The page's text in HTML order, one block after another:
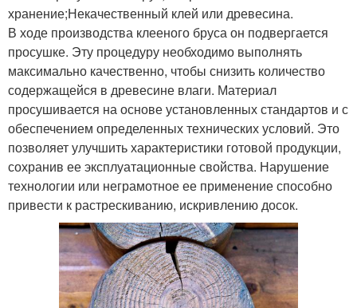
хранение;Некачественный клей или древесина.
В ходе производства клееного бруса он подвергается
просушке. Эту процедуру необходимо выполнять
максимально качественно, чтобы снизить количество
содержащейся в древесине влаги. Материал
просушивается на основе установленных стандартов и с
обеспечением определенных технических условий. Это
позволяет улучшить характеристики готовой продукции,
сохранив ее эксплуатационные свойства. Нарушение
технологии или неграмотное ее применение способно
привести к растрескиванию, искривлению досок.